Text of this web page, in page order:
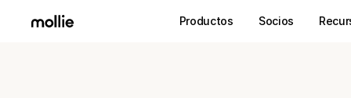
Productos Socios